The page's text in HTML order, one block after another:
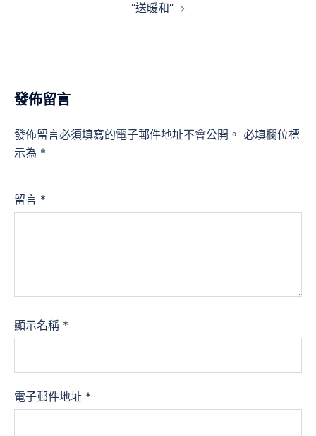
“送暖和”
發佈留言
發佈留言必須填寫的電子郵件地址不會公開。 必填欄位標
示為 *
留言 *
顯示名稱 *
電子郵件地址 *